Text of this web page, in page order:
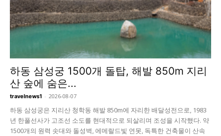
하동 삼성궁 1500개 돌탑, 해발 850m 지리
산 숲에 숨은...
travelnews1 - 2026-08-07
하동 삼성궁은 지리산 청학동 해발 850m에 자리한 배달성전으로, 1983
년 한풀선사가 고조선 소도를 현대적으로 되살리며 조성을 시작했다. 약
1500개의 원력 솟대와 돌성벽, 에메랄드빛 연못, 독특한 건축물이 산속